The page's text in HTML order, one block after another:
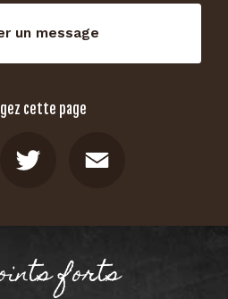
un message
cette page
forts